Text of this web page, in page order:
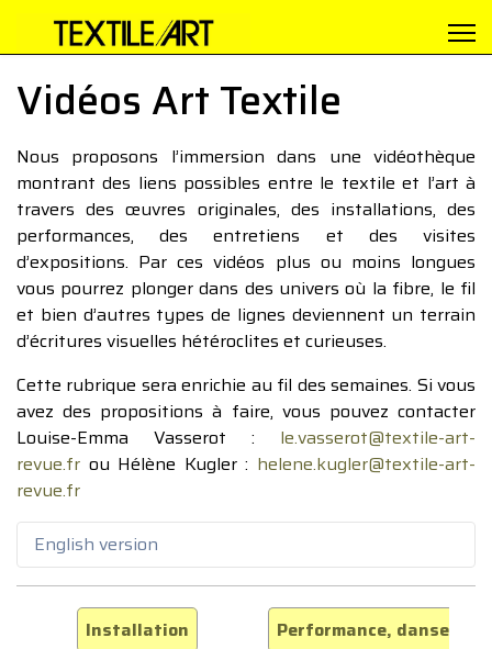
Vidéos Art Textile
Nous proposons l’immersion dans une vidéothèque
montrant des liens possibles entre le textile et l’art à
travers des œuvres originales, des installations, des
performances, des entretiens et des visites
d’expositions. Par ces vidéos plus ou moins longues
vous pourrez plonger dans des univers où la fibre, le fil
et bien d’autres types de lignes deviennent un terrain
d’écritures visuelles hétéroclites et curieuses.
Cette rubrique sera enrichie au fil des semaines. Si vous
avez des propositions à faire, vous pouvez contacter
Louise-Emma Vasserot : le.vasserot@textile-art-
revue.fr ou Hélène Kugler : helene.kugler@textile-art-
revue.fr
English version
Installation
Performance, danse